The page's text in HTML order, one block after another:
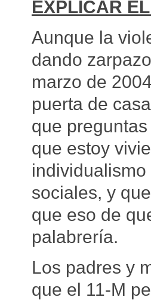
EXPLICAR
Aunque la
dando
marzo de
puerta de
que
que estoy
sociales, y
que eso de
palabrería.
Los padres y
que el 11-M